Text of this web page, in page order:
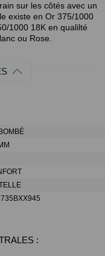
sur les côtés avec un
existe en Or 375/1000
1000 18K en qualilté
ou Rose.
: